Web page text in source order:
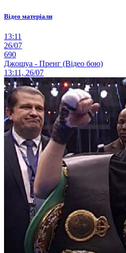
Відео матеріали
13:11
26/07
690
Джошуа - Пренг (Відео бою)
13:11, 26/07